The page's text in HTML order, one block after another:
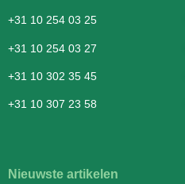
+31 10 254 03 25
+31 10 254 03 27
+31 10 302 35 45
+31 10 307 23 58
Nieuwste artikelen